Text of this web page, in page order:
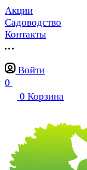
Акции
Садоводство
Контакты
Войти
0
0 Корзина